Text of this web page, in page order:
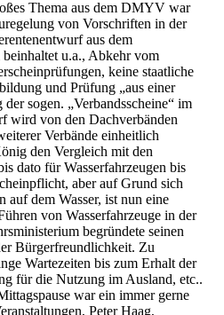
Thema aus dem DMYV war
von Vorschriften in der
aus dem
u.a., Abkehr vom
keine staatliche
und Prüfung „aus einer
sogen. „Verbandsscheine“ im
wird von den Dachverbänden
Verbände einheitlich
den Vergleich mit den
dato für Wasserfahrzeugen bis
aber auf Grund sich
auf dem Wasser, ist nun eine
von Wasserfahrzeuge in der
begründete seinen
Bürgerfreundlichkeit. Zu
Wartezeiten bis zum Erhalt der
für die Nutzung im Ausland, etc..
war ein immer gerne
Peter Haag,